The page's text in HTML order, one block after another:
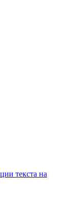
текста на